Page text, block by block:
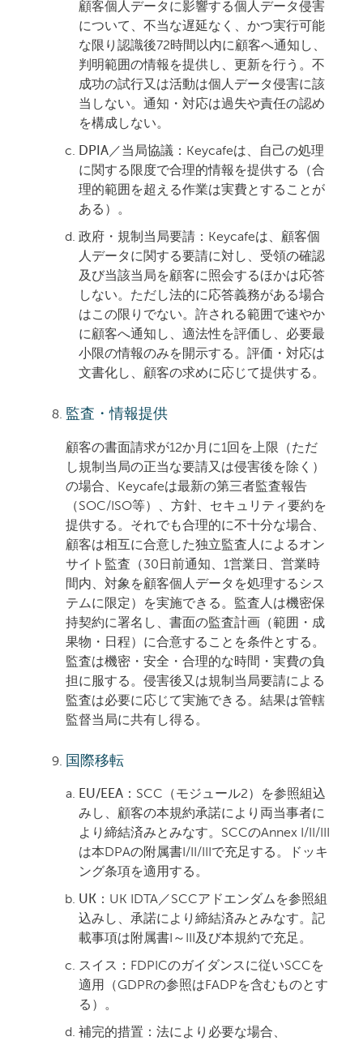
顧客個人データに影響する個人データ侵害
について、不当な遅延なく、かつ実行可能
な限り 認識後72時間以内に顧客へ通知し、
判明範囲の情報を提供し、更新を行う。不
成功の試行又は活動は個人データ侵害に該
当しない。通知・対応は過失や責任の認め
を構成しない。
DPIA／当局協議： Keycafeは、自己の処理
に関する限度で合理的情報を提供する（合
理的範囲を超える作業は実費とすることが
ある）。
政府・規制当局要請： Keycafeは、顧客個
人データに関する要請に対し、受領の確認
及び当該当局を顧客に照会するほかは応答
しない。ただし法的に応答義務がある場合
はこの限りでない。許される範囲で速やか
に顧客へ通知し、適法性を評価し、必要最
小限の情報のみを開示する。評価・対応は
文書化し、顧客の求めに応じて提供する。
監査・情報提供
顧客の書面請求が12か月に1回を上限（ただ
し規制当局の正当な要請又は侵害後を除く）
の場合、Keycafeは最新の第三者監査報告
（SOC/ISO等）、方針、セキュリティ要約を
提供する。それでも合理的に不十分な場合、
顧客は相互に合意した独立監査人によるオン
サイト監査（30日前通知、1営業日、営業時
間内、対象を顧客個人データを処理するシス
テムに限定）を実施できる。監査人は機密保
持契約に署名し、書面の監査計画（範囲・成
果物・日程）に合意することを条件とする。
監査は機密・安全・ 合理的な時間・実費の負
担に服する。侵害後又は規制当局要請による
監査は必要に応じて実施できる。結果は管轄
監督当局に共有し得る。
国際移転
EU/EEA： SCC（モジュール2）を参照組込
みし、顧客の本規約承諾により両当事者に
より締結済みとみなす。SCCのAnnex I/II/III
は本DPAの附属書I/II/IIIで充足する。
ドッキ
ング条項を適用する。
UK： UK IDTA／SCCアドエンダムを参照組
込みし、承諾により締結済みとみなす。記
載事項は附属書I～III及び本規約で充足。
スイス： FDPICのガイダンスに従いSCCを
適用（GDPRの参照はFADPを含むものとす
る）。
補完的措置： 法により必要な場合、